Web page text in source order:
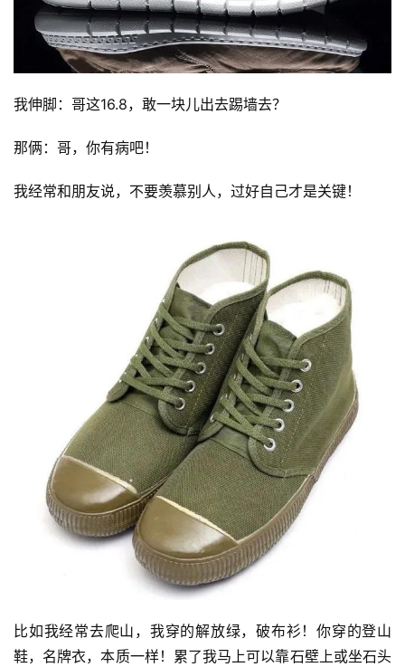
我伸脚：哥这16.8，敢一块儿出去踢墙去？
那俩：哥，你有病吧！
我经常和朋友说，不要羡慕别人，过好自己才是关键！
比如我经常去爬山，我穿的解放绿，破布衫！你穿的登山
鞋，名牌衣，本质一样！累了我马上可以靠石壁上或坐石头